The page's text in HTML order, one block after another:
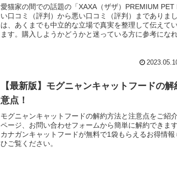
愛猫家の間での話題の「XAXA（ザザ）PREMIUM PET
い口コミ（評判）から悪い口コミ（評判）までありま
は、あくまでも中立的な立場で真実を整理して伝えて
ます。購入しようかどうかと迷っている方に参考にな
【最新版】モグニャンキャットフードの
意点！
モグニャンキャットフードの解約方法と注意点をご紹
ページ、お問い合わせフォームから簡単に解約できま
カナガンキャットフードが無料で1袋もらえるお得情
ひご覧ください。